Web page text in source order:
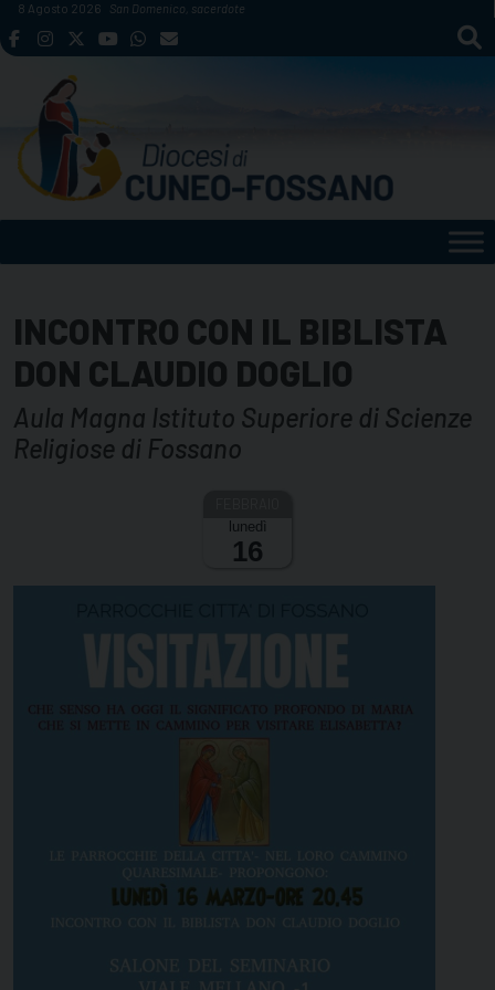
Skip
to
8 Agosto 2026 San Domenico, sacerdote
INCONTRO CON IL BIBLISTA
DON CLAUDIO DOGLIO
Aula Magna Istituto Superiore di Scienze
Religiose di Fossano
lunedì
16